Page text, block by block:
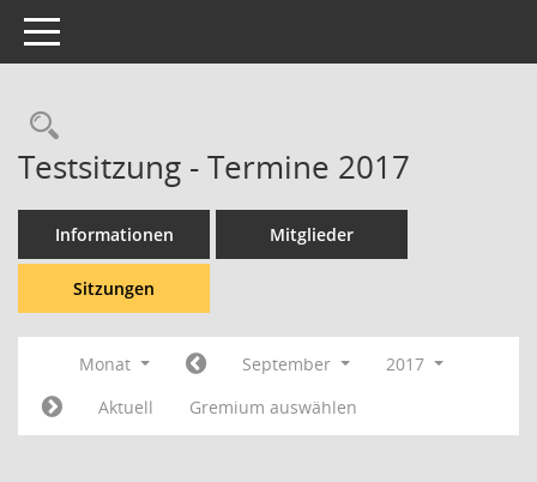
Toggle navigation
Rechercheauswahl
Testsitzung - Termine 2017
Informationen Mitglieder
Sitzungen
Monat September
2017
Aktuell
Gremium auswählen